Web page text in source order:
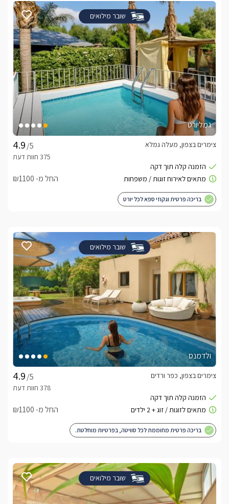
שובר מילואים
גמליורט
/5
צימרים בצפון, מעלה גמלא
החל מ- ₪1100
בריכה פרטית וגקוזי ספא לכל יורט
שובר מילואים
ולדמנס
/5
צימרים בצפון, כפר ורדים
החל מ- ₪1100
בריכה פרטית מחוממת לכל סוויטה, בפרטיות מוחלטת.
שובר מילואים